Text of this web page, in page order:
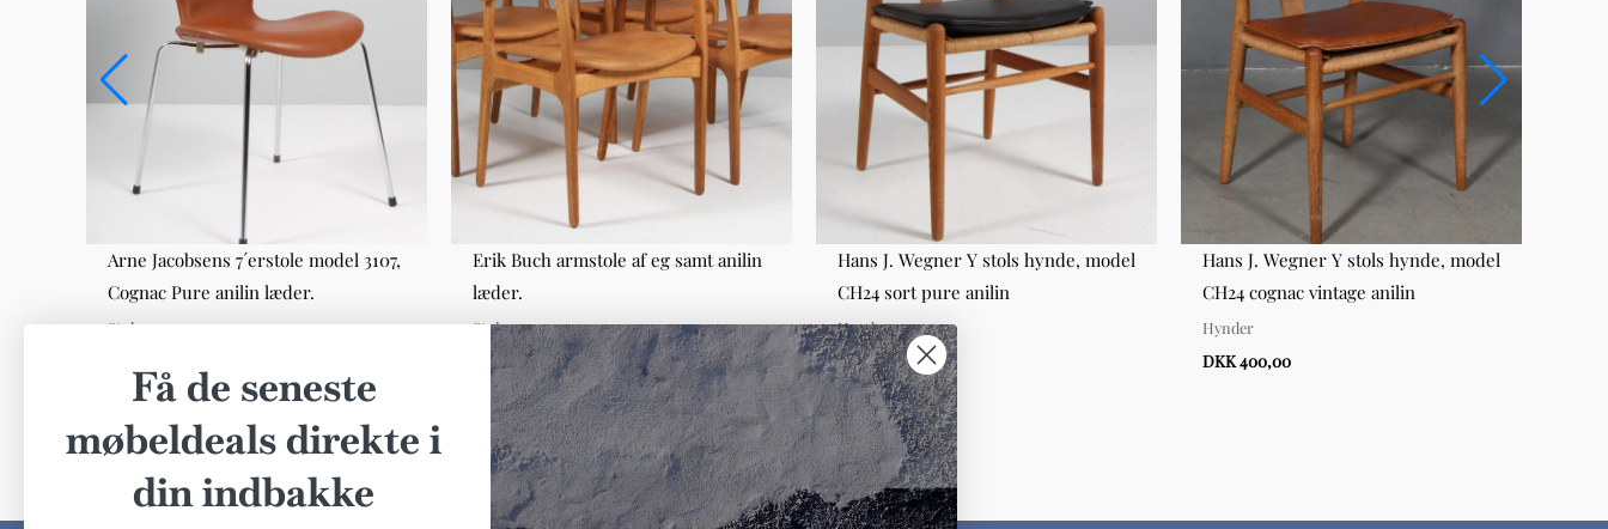
Arne Jacobsens 7´erstole model 3107,
Cognac Pure anilin læder.
Stole
Erik Buch armstole af eg samt anilin
læder.
Stole
DKK 4.000,00
Hans J. Wegner Y stols hynde, model
CH24 sort pure anilin
Hynder
DKK 400,00
Hans J. Wegner Y stols hynde, model
CH24 cognac vintage anilin
Hynder
DKK 400,00
Få de seneste
møbeldeals direkte i
din indbakke